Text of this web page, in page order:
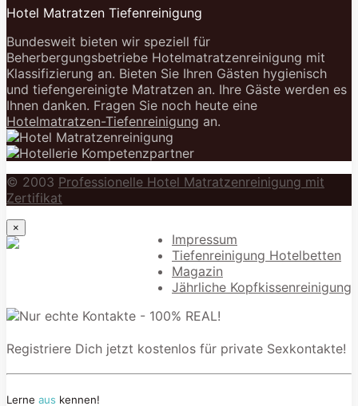
Hotel Matratzen Tiefenreinigung
Bundesweit bieten wir speziell für
Beherbergungsbetriebe Hotelmatratzenreinigung mit
Klassifizierung an. Bieten Sie Ihren Gästen hygienisch
und tiefengereinigte Matratzen an. Ihre Gäste werden es
Ihnen danken. Fragen Sie noch heute eine
Hotelmatratzen-Tiefenreinigung an.
© 2003 Professionelle Hotel Matratzenreinigung mit
Zertifikat
Impressum
Tiefenreinigung Hotelbetten
Magazin
Jährliche Kopfkissenreinigung
×
Registriere Dich jetzt kostenlos für private Sexkontakte!
Lerne aus kennen!